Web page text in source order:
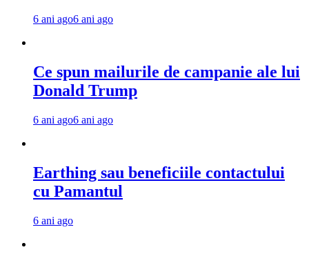
6 ani ago6 ani ago
Ce spun mailurile de campanie ale lui
Donald Trump
6 ani ago6 ani ago
Earthing sau beneficiile contactului
cu Pamantul
6 ani ago